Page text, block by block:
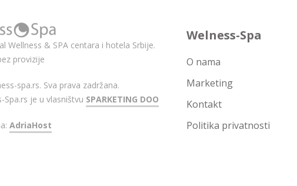
Wellness & SPA centara i hotela Srbije.
provizije
spa.rs. Sva prava zadržana.
Spa.rs je u vlasništvu SPARKETING DOO
AdriaHost
Welness-Spa
O nama
Marketing
Kontakt
Politika privatnosti